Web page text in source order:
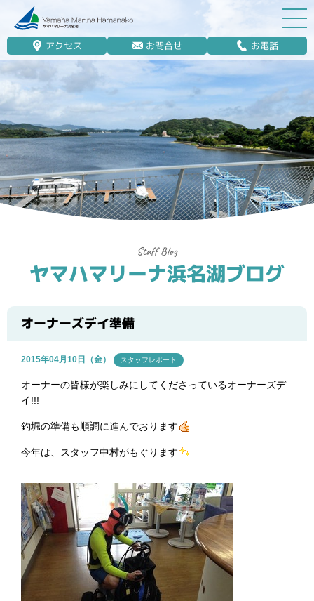
アクセス お問合せ お電話
マリーナ案内
船舶免許
マリンレジャー
マリーナステイ
レンタルボート
ボート販売
艤装
ブログ
ヤマハマリーナ浜名湖ブログ
オーナーズデイ準備
2015年04月10日（金） スタッフレポート
オーナーの皆様が楽しみにしてくださっているオーナーズデ
イ!!!
釣堀の準備も順調に進んでおります
今年は、スタッフ中村がもぐります